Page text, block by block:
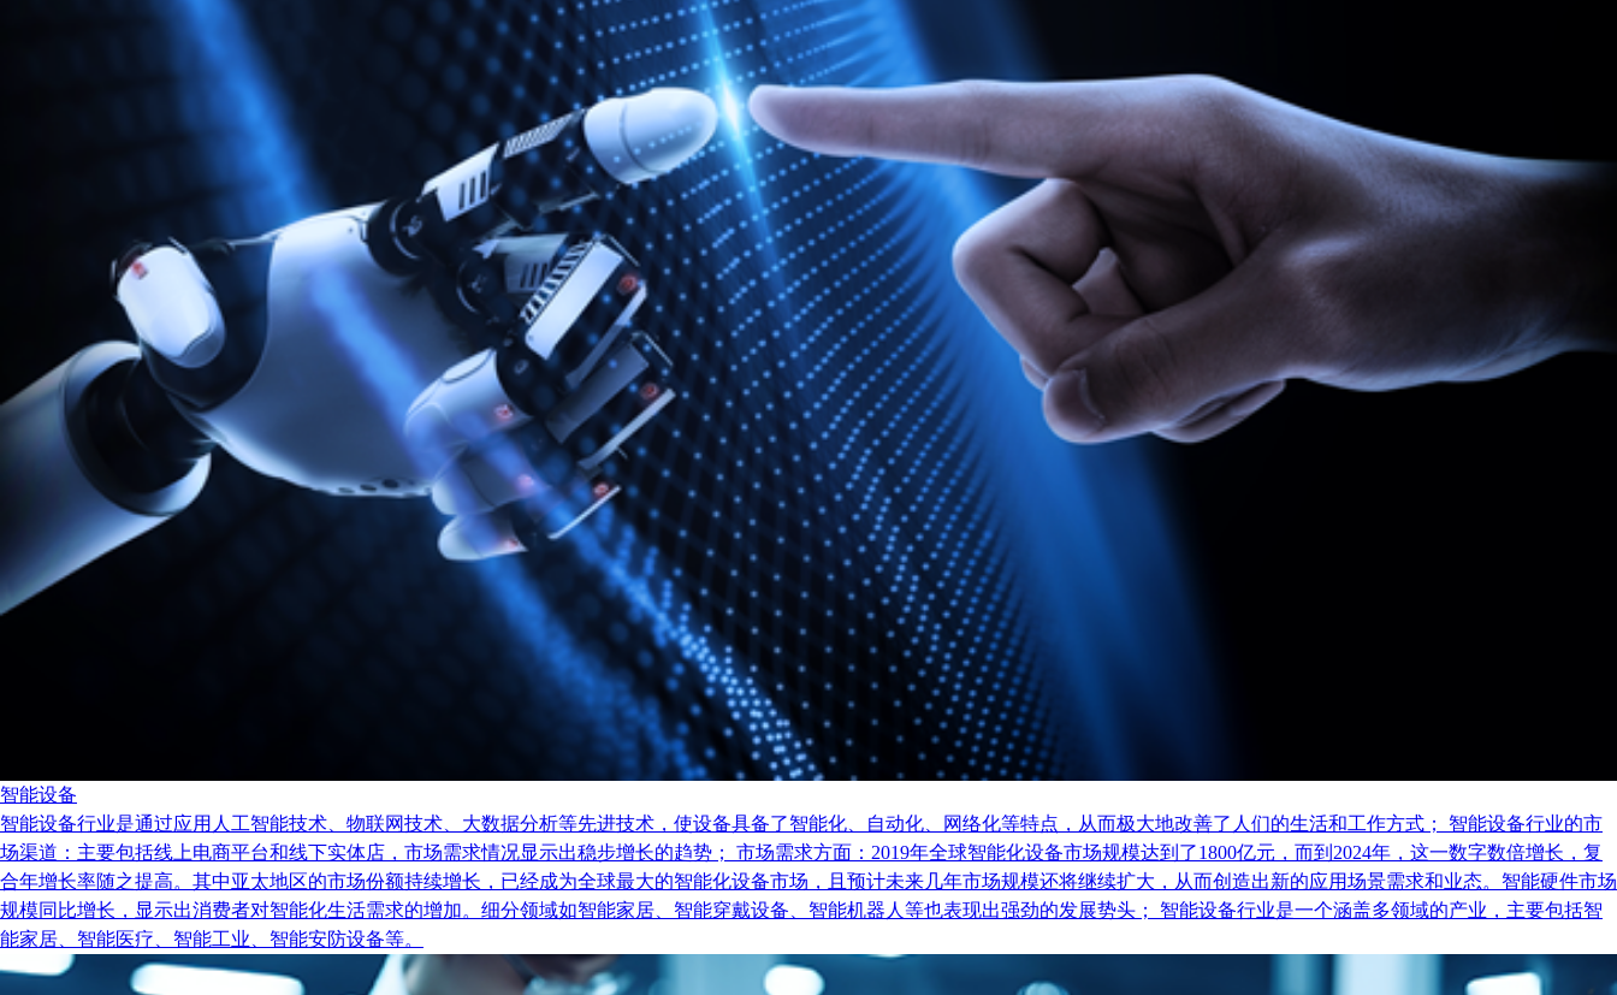
智能设备
智能设备行业是通过应用人工智能技术、物联网技术、大数据分析等先进技术，使设备具备了智能化、自动化、网络化等特点，从而极大地改善了人们的生活和工作方式； 智能设备行业的市
场渠道：主要包括线上电商平台和线下实体店，市场需求情况显示出稳步增长的趋势； 市场需求方面：2019年全球智能化设备市场规模达到了1800亿元，而到2024年，这一数字数倍增长，复
合年增长率随之提高。其中亚太地区的市场份额持续增长，已经成为全球最大的智能化设备市场，且预计未来几年市场规模还将继续扩大，从而创造出新的应用场景需求和业态。智能硬件市场
规模同比增长，显示出消费者对智能化生活需求的增加。细分领域如智能家居、智能穿戴设备、智能机器人等也表现出强劲的发展势头； 智能设备行业是一个涵盖多领域的产业，主要包括智
能家居、智能医疗、智能工业、智能安防设备等。